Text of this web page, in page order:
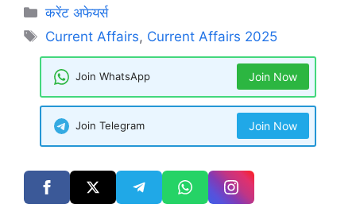
Categories
करेंट अफेयर्स
Tags
Current Affairs, Current Affairs 2025
Join WhatsApp Join Now
Join Telegram Join Now